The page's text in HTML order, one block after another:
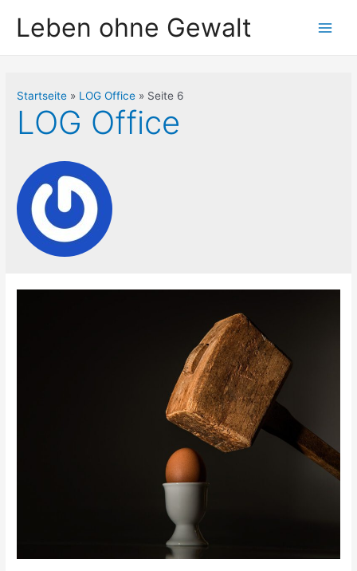
Leben ohne Gewalt
Startseite LOG Office Seite 6
LOG Office